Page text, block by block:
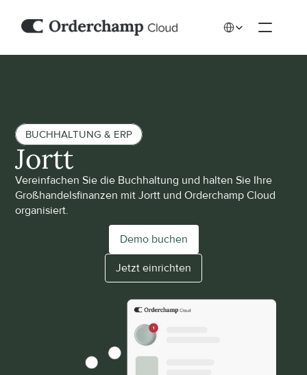
BUCHHALTUNG & ERP
Jortt
Vereinfachen Sie die Buchhaltung und halten Sie Ihre
Großhandelsfinanzen mit Jortt und Orderchamp Cloud
organisiert.
Demo buchen
Jetzt einrichten